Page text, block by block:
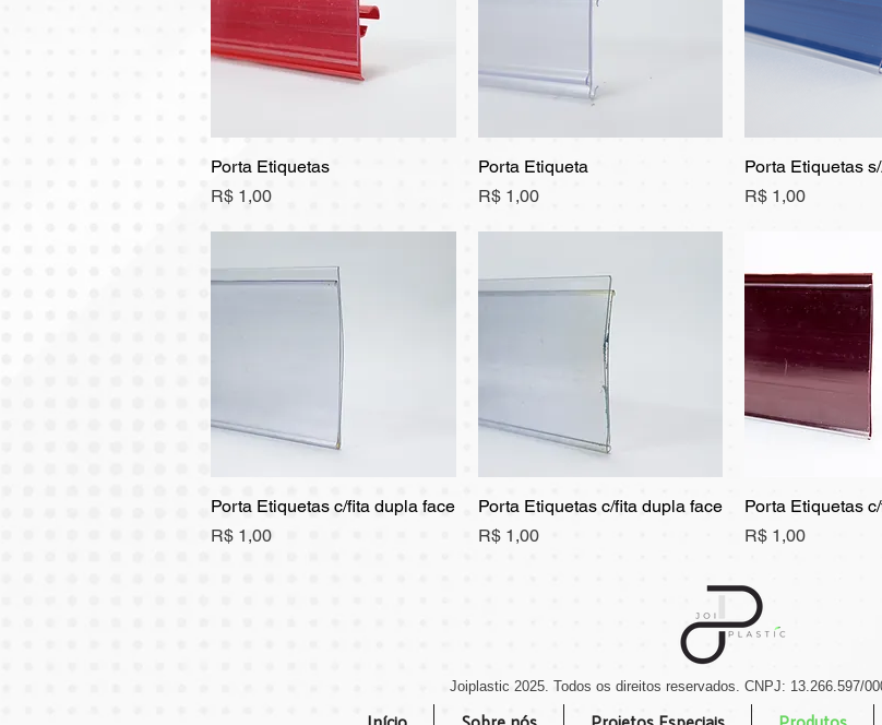
Visualização rápida
Porta Etiquetas
Preço
R$ 1,00
Visualização rápida
Porta Etiqueta
Preço
R$ 1,00
Porta Etiquetas
Preço
R$ 1,00
Visualização rápida
Porta Etiquetas c/fita dupla face
Preço
R$ 1,00
Visualização rápida
Porta Etiquetas c/fita dupla face
Preço
R$ 1,00
Porta Etiquetas
Preço
R$ 1,00
Joiplastic 2025. Todos os direitos reservados. CNPJ: 13.266.597/
Início Sobre nós Projetos Especiais Produtos